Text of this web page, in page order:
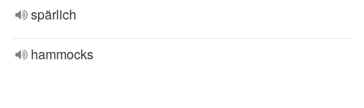
spärlich
hammocks